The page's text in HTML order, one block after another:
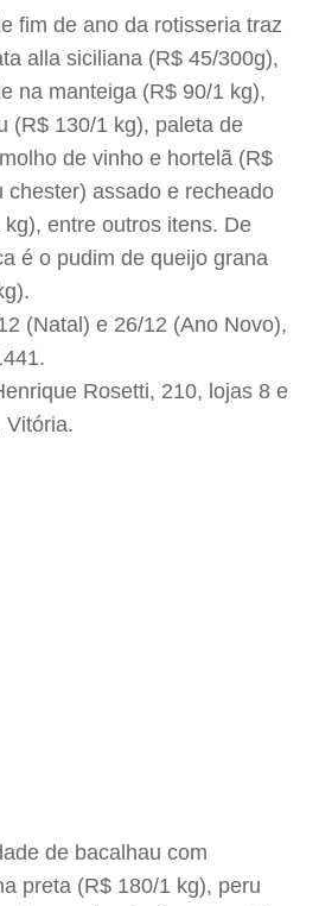
fim de ano da rotisseria traz
alla siciliana (R$ 45/300g),
na manteiga (R$ 90/1 kg),
(R$ 130/1 kg), paleta de
de vinho e hortelã (R$
chester) assado e recheado
entre outros itens. De
é o pudim de queijo grana
(Natal) e 26/12 (Ano Novo),
Rosetti, 210, lojas 8 e
Vitória.
de bacalhau com
preta (R$ 180/1 kg), peru